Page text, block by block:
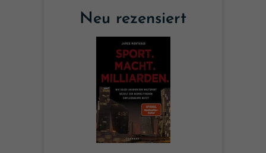
Neu rezensiert